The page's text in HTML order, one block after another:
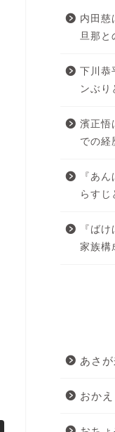
内田慈
旦那と
下川恭
ンぶり
濱正悟
での経
『あ
らすじ
『ば
家族構
あさが
おか